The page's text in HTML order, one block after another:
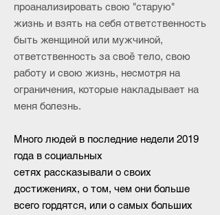
проанализировать свою "старую"
жизнь и взять на себя ответственность
быть женщиной или мужчиной,
ответственность за своё тело, свою
работу и свою жизнь, несмотря на
ограничения, которые накладывает на
меня болезнь.
Много людей в последние недели 2019
года в социальных
сетях рассказывали о своих
достижениях, о том, чем они больше
всего гордятся, или о самых больших